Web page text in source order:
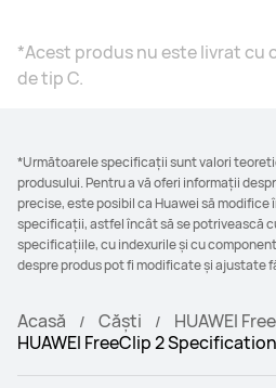
*Acest produs nu este livrat cu
de tip C.
*Următoarele specificații sunt valori
produsului. Pentru a vă oferi informații
precise, este posibil ca Huawei să modifice
specificații, astfel încât să se potrivească
specificațiile, cu indexurile și cu
despre produs pot fi modificate și ajustate
Acasă Căști
HUAWEI
HUAWEI FreeClip 2 Specification